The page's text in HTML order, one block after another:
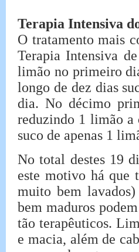
Terapia Intensiva
O tratamento mais
Terapia Intensiva
limão no primeiro
longo de dez dias
dia. No décimo
reduzindo 1 limão a
suco de apenas 1
No total destes 19
este motivo há que
muito bem
bem maduros
tão terapêuticos.
e macia, além de